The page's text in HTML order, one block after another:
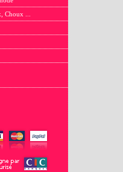
Choux ...